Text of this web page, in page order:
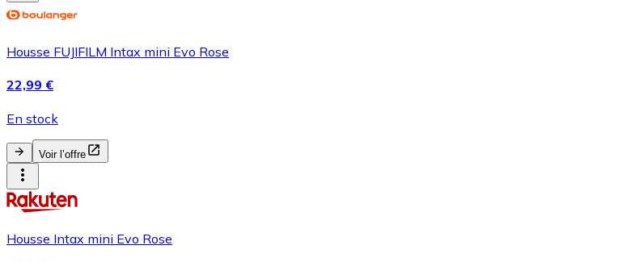
Housse FUJIFILM Intax mini Evo Rose
22,99 €
En stock
Voir l’offre
Housse Intax mini Evo Rose